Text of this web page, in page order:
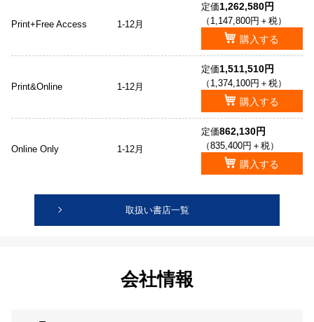
Print+Free Access 1-12月
定価1,262,580円
（1,147,800円＋税）
購入する
Print&Online 1-12月
定価1,511,510円
（1,374,100円＋税）
購入する
Online Only 1-12月
定価862,130円
（835,400円＋税）
購入する
取扱い書店一覧
会社情報